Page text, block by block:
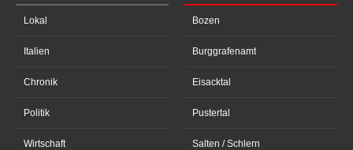
Lokal
Italien
Chronik
Politik
Wirtschaft
Bozen
Burggrafenamt
Eisacktal
Pustertal
Salten / Schlern